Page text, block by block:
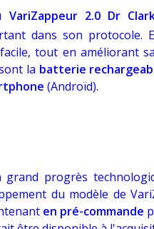
VariZappeur 2.0 Dr
dans son protocole.
tout en améliorant
la batterie
(Androïd).
grand progrès
du modèle de
en pré-commande